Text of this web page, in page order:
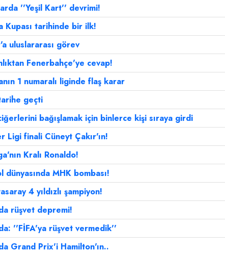
''Yeşil Kart'' devrimi!
Kupası tarihinde bir ilk!
uluslararası görev
Fenerbahçe'ye cevap!
1 numaralı liginde flaş karar
geçti
bağışlamak için binlerce kişi sıraya girdi
Ligi finali Cüneyt Çakır'ın!
Kralı Ronaldo!
dünyasında MHK bombası!
4 yıldızlı şampiyon!
rüşvet depremi!
''FİFA'ya rüşvet vermedik''
Grand Prix'i Hamilton'ın..